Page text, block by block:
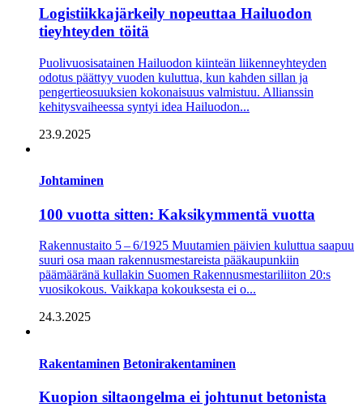
Logistiikkajärkeily nopeuttaa Hailuodon
tieyhteyden töitä
Puolivuosisatainen Hailuodon kiinteän liikenneyhteyden
odotus päättyy vuoden kuluttua, kun kahden sillan ja
pengertieosuuksien kokonaisuus valmistuu. Allianssin
kehitysvaiheessa syntyi idea Hailuodon...
23.9.2025
Johtaminen
100 vuotta sitten: Kaksikymmentä vuotta
Rakennustaito 5 – 6/1925 Muutamien päivien kuluttua saapuu
suuri osa maan rakennusmestareista pääkaupunkiin
päämääränä kullakin Suomen Rakennusmestariliiton 20:s
vuosikokous. Vaikkapa kokouksesta ei o...
24.3.2025
Rakentaminen Betonirakentaminen
Kuopion siltaongelma ei johtunut betonista